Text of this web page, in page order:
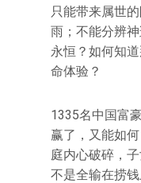
只能带来属世
雨；不能分辨
永恒？如何知
命体验？
1335名中国富
赢了，又能如
庭内心破碎，
不是全输在捞